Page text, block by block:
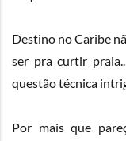
Destino no Caribe
ser pra curtir
questão técnica
Por mais que